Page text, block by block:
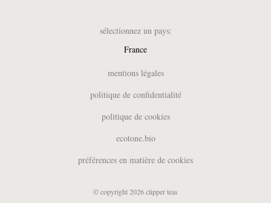
sélectionnez un pays:
France
Belgique (FR)
Deutschland
España
mentions légales
politique de confidentialité
politique de cookies
ecotone.bio
préférences en matière de cookies
© copyright 2026 clipper teas